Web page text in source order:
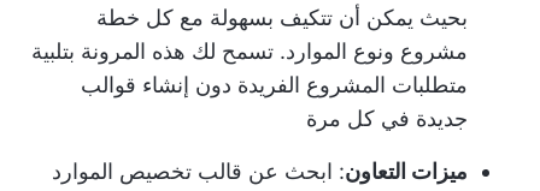
بحيث يمكن أن تتكيف بسهولة مع كل خطة
مشروع ونوع الموارد. تسمح لك هذه المرونة بتلبية
متطلبات المشروع الفريدة دون إنشاء قوالب
جديدة في كل مرة
ميزات التعاون: ابحث عن قالب تخصيص الموارد